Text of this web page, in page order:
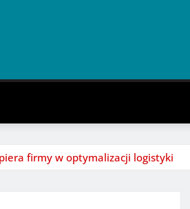
firmy w optymalizacji logistyki